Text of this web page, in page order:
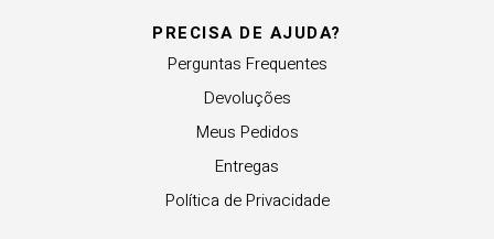
PRECISA DE AJUDA?
Perguntas Frequentes
Devoluções
Meus Pedidos
Entregas
Política de Privacidade